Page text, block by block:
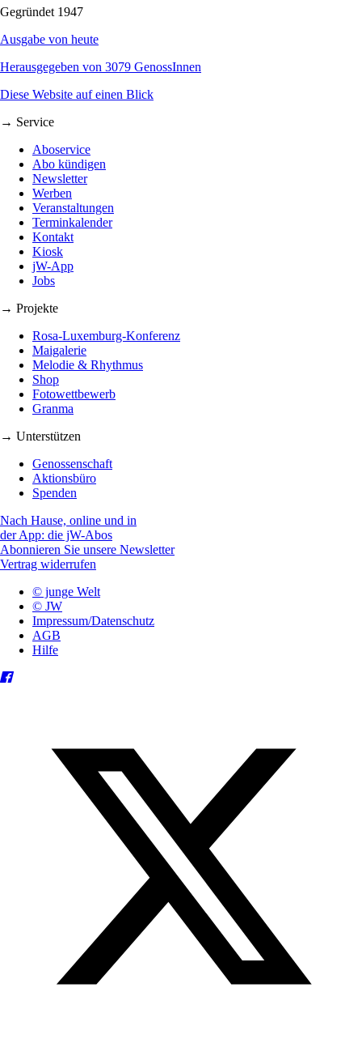
Gegründet 1947
Ausgabe von heute
Herausgegeben von 3079 GenossInnen
Diese Website auf einen Blick
→ Service
Aboservice
Abo kündigen
Newsletter
Werben
Veranstaltungen
Terminkalender
Kontakt
Kiosk
jW-App
Jobs
→ Projekte
Rosa-Luxemburg-Konferenz
Maigalerie
Melodie & Rhythmus
Shop
Fotowettbewerb
Granma
→ Unterstützen
Genossenschaft
Aktionsbüro
Spenden
Nach Hause, online und in
der App: die jW-Abos
Abonnieren Sie unsere Newsletter
Vertrag widerrufen
© junge Welt
© JW
Impressum/Datenschutz
AGB
Hilfe